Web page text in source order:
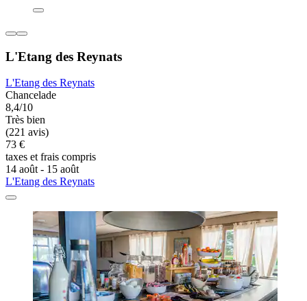
L'Etang des Reynats
L'Etang des Reynats
Chancelade
8,4/10
Très bien
(221 avis)
73 €
taxes et frais compris
14 août - 15 août
L'Etang des Reynats